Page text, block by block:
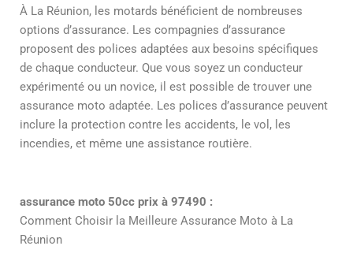
À La Réunion, les motards bénéficient de nombreuses
options d’assurance. Les compagnies d’assurance
proposent des polices adaptées aux besoins spécifiques
de chaque conducteur. Que vous soyez un conducteur
expérimenté ou un novice, il est possible de trouver une
assurance moto adaptée. Les polices d’assurance peuvent
inclure la protection contre les accidents, le vol, les
incendies, et même une assistance routière.
assurance moto 50cc prix à 97490 :
Comment Choisir la Meilleure Assurance Moto à La
Réunion